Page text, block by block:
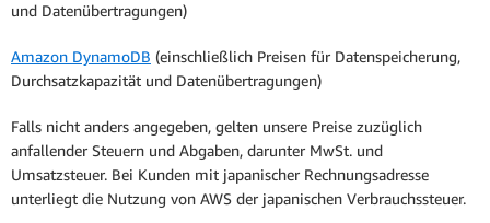
und Datenübertragungen)
Amazon DynamoDB (einschließlich Preisen für Datenspeicherung,
Durchsatzkapazität und Datenübertragungen)
Falls nicht anders angegeben, gelten unsere Preise zuzüglich
anfallender Steuern und Abgaben, darunter MwSt. und
Umsatzsteuer. Bei Kunden mit japanischer Rechnungsadresse
unterliegt die Nutzung von AWS der japanischen Verbrauchssteuer.